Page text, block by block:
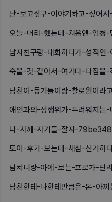
난-보고싶구-이야기하고-싶어
오늘-머리-했는데-처음엔-엄청
남자친구랑-대화하다가-성적
죽을-것-같아서-여기다-다짐을
남친이-동기들이랑-할로윈이
애인과의-성행위가-두려워지
나-자께-자기들-잘쟈-
토이-후기-보는데-새삼-신기
남치니랑-아예-보는-프로가-
남친한테-나한테만큼은-돈-아